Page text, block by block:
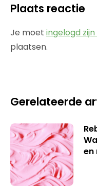
Plaats reactie
Je moet ingelogd
plaatsen.
Gerelateerde
en